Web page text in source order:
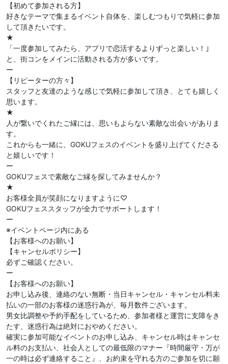
【初めて参加される方】
好きなテーマで集まるイベント自体を、楽しむつもりで気軽に参加
して頂きたいです。
★
「一度参加してみたら、アプリで恋活するよりずっと楽しい！｣
と、街コンをメインに活動される方が多いです。
ー
【リピーターの方々】
スタッフと友達のような感じで気軽に参加して頂き、とても嬉しく
思います。
★
人が繋いでくれたご縁には、思いもよらない素敵な出会いがありま
す。
これからも一緒に、GOKUフェスのイベントを盛り上げてくださる
と嬉しいです！
ー
GOKUフェスで素敵なご縁を探してみませんか？
★
お客様全員が笑顔になりますように♡
GOKUフェススタッフが全力でサポートします！
ー
※イベントページ内にある
【お客様へのお願い】
【キャンセルポリシー】
必ずご確認ください。
ー
【お客様へのお願い】
お申し込み後、連絡のない無断・当日キャンセル・キャンセル料未
払いの一部のお客様の迷惑行為が、毎月数件ございます。
男女比調整や予約手配をしているため、参加者様と運営に支障をき
たす、迷惑行為は絶対におやめください。
確実に参加可能なイベントのお申し込み、キャンセル時はキャンセ
ル料のお支払い、社会人としての最低限のマナー『時間厳守・万が
一の時は必ず連絡すること』、お約束を守れる方のご参加を切に願